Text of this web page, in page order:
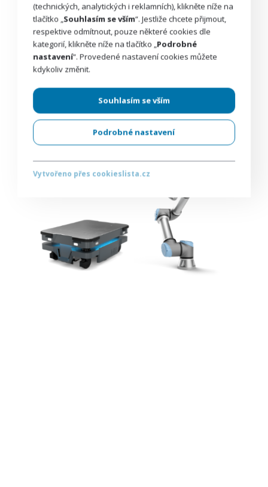
(technických, analytických i reklamních), klikněte níže na
tlačítko „Souhlasím se vším“. Jestliže chcete přijmout,
respektive odmítnout, pouze některé cookies dle
kategorií, klikněte níže na tlačítko „Podrobné
nastavení“. Provedené nastavení cookies můžete
kdykoliv změnit.
Souhlasím se vším
Podrobné nastavení
Vytvořeno přes cookieslista.cz